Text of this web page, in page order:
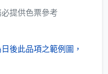
提供色票參考
後此品項之範例圖，